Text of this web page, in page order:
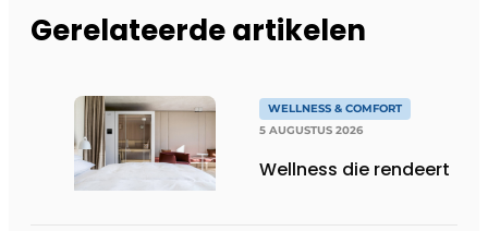
Gerelateerde artikelen
WELLNESS & COMFORT
5 AUGUSTUS 2026
Wellness die rendeert